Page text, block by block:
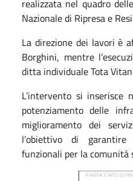
realizzata nel quadro
Nazionale di Ripresa e
La direzione dei lavori è
Borghini, mentre
ditta individuale Tota
L’intervento si inserisce
potenziamento delle
miglioramento dei
l’obiettivo di
funzionali per la comunità